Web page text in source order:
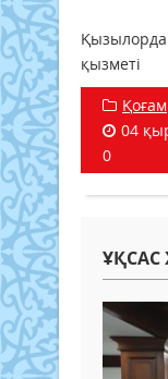
Қызылорда
қызметі
Қоғам
04
0